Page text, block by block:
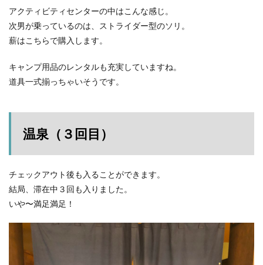
アクティビティセンターの中はこんな感じ。
次男が乗っているのは、ストライダー型のソリ。
薪はこちらで購入します。
キャンプ用品のレンタルも充実していますね。
道具一式揃っちゃいそうです。
温泉（３回目）
チェックアウト後も入ることができます。
結局、滞在中３回も入りました。
いや〜満足満足！